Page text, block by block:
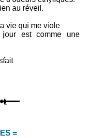
au réveil.
vie qui me viole
est comme une
=